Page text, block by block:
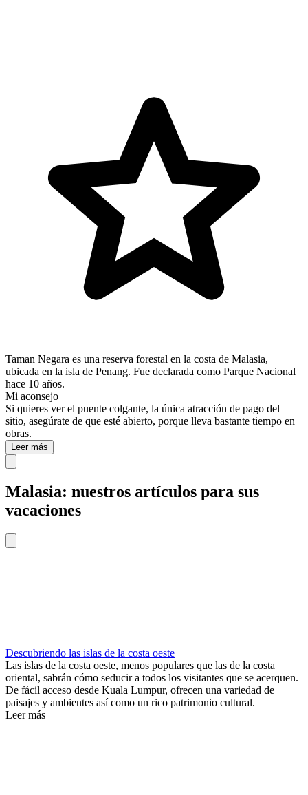
Taman Negara es una reserva forestal en la costa de Malasia,
ubicada en la isla de Penang. Fue declarada como Parque Nacional
hace 10 años.
Mi aconsejo
Si quieres ver el puente colgante, la única atracción de pago del
sitio, asegúrate de que esté abierto, porque lleva bastante tiempo en
obras.
Leer más
Malasia: nuestros artículos para sus
vacaciones
Descubriendo las islas de la costa oeste
Las islas de la costa oeste, menos populares que las de la costa
oriental, sabrán cómo seducir a todos los visitantes que se acerquen.
De fácil acceso desde Kuala Lumpur, ofrecen una variedad de
paisajes y ambientes así como un rico patrimonio cultural.
Leer más